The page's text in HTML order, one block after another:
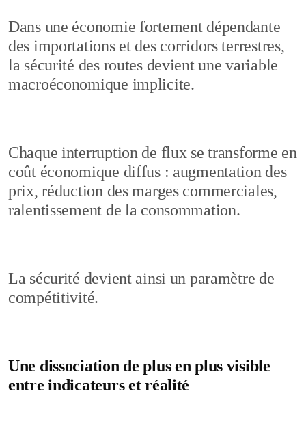
Dans une économie fortement dépendante
des importations et des corridors terrestres,
la sécurité des routes devient une variable
macroéconomique implicite.
Chaque interruption de flux se transforme en
coût économique diffus : augmentation des
prix, réduction des marges commerciales,
ralentissement de la consommation.
La sécurité devient ainsi un paramètre de
compétitivité.
Une dissociation de plus en plus visible
entre indicateurs et réalité